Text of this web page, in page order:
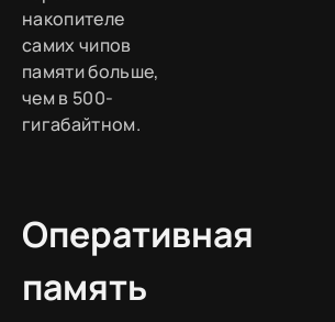
накопителе
самих чипов
памяти больше,
чем в 500-
гигабайтном.
Оперативная
память